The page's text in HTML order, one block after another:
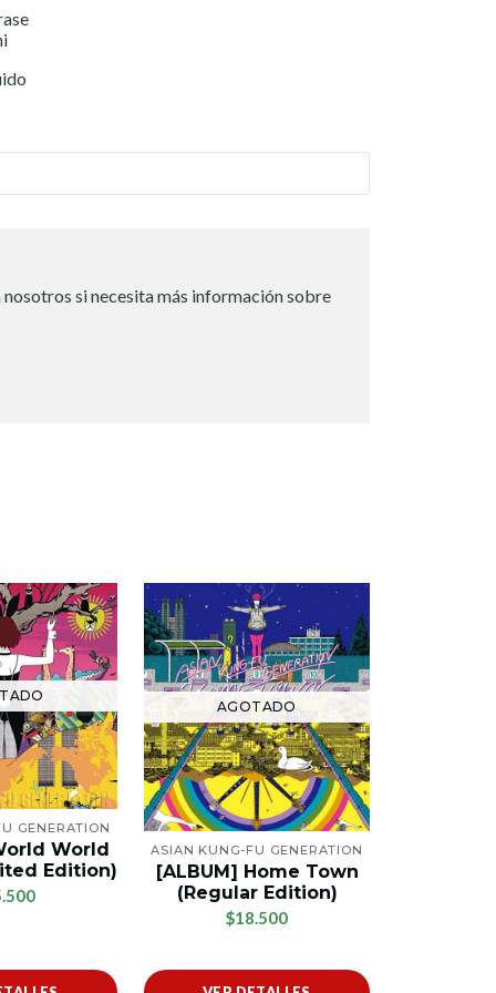
si necesita más información sobre
GENERATION
World
Edition)
AGOTADO
ASIAN KUNG-FU GENERATION
[ALBUM] Home Town
(Regular Edition)
$18.500